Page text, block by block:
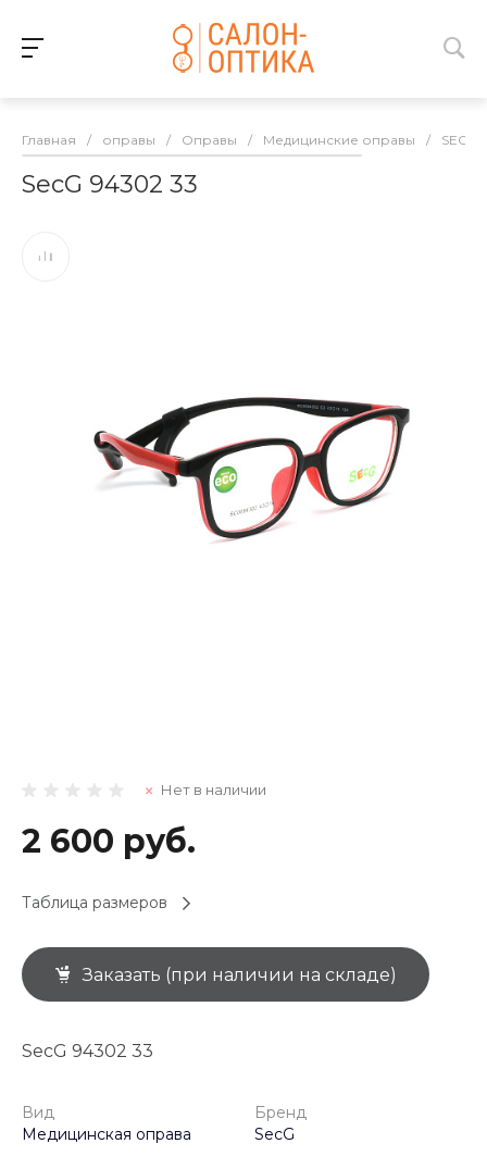
Главная / оправы / Оправы / Медицинские оправы / SECG
SecG 94302 33
Нет в наличии
2 600 руб.
Таблица размеров
Заказать (при наличии на складе)
SecG 94302 33
Вид
Медицинская оправа
Бренд
SecG